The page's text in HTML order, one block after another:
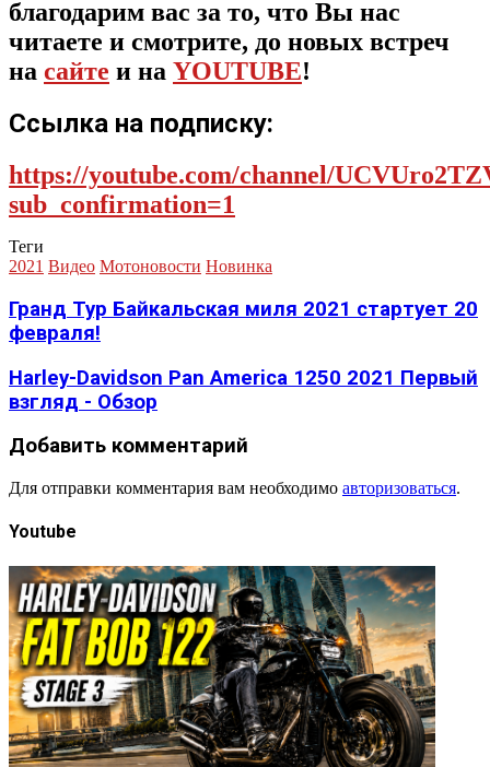
благодарим вас за то, что Вы нас
читаете и смотрите, до новых встреч
на сайте и на YOUTUBE!
Ссылка на подписку:
https://youtube.com/channel/
sub_confirmation=1
Теги
2021 Видео Мотоновости Новинка
Гранд Тур Байкальская миля 2021 стартует 20
февраля!
Harley-Davidson Pan America 1250 2021 Первый
взгляд - Обзор
Добавить комментарий
Для отправки комментария вам необходимо авторизоваться.
Youtube